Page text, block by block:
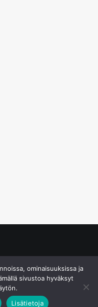
ominaisuuksissa ja
sivustoa hyväksyt
Lisätietoja